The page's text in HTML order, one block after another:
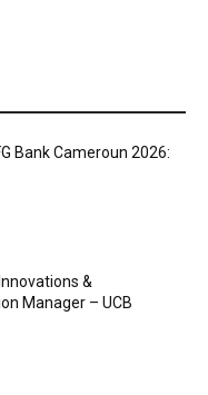
Bank Cameroun 2026:
&
Manager – UCB